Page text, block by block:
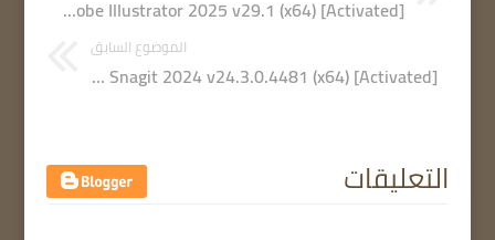
Adobe Illustrator 2025 v29.1 (x64) [Activated]
الموضوع السابق
TechSmith Snagit 2024 v24.3.0.4481 (x64) [Activated]
التعليقات